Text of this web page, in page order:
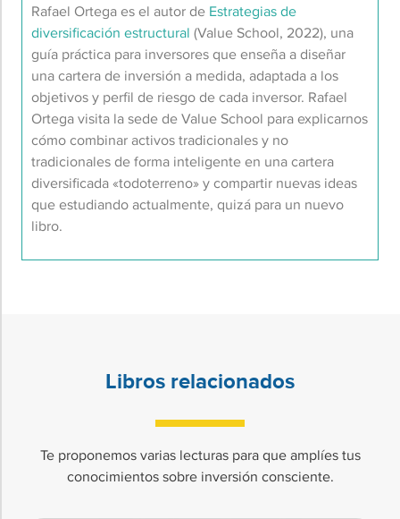
Rafael Ortega es el autor de Estrategias de
diversificación estructural (Value School, 2022), una
guía práctica para inversoresqueenseñaa diseñar
una cartera de inversión a medida, adaptada a los
objetivos y perfil de riesgode cada inversor. Rafael
Ortegavisita la sede deValue School para explicarnos
cómo combinar activos tradicionales y no
tradicionales de forma inteligenteen una cartera
diversificada«todoterreno»ycompartir nuevas ideas
queestudiando actualmente, quizá para un nuevo
libro.
Libros relacionados
Te proponemos varias lecturas para que amplíes tus
conocimientos sobre inversión consciente.